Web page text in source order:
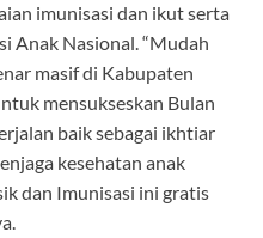
imunisasi dan ikut serta
Anak Nasional. “Mudah
masif di Kabupaten
mensukseskan Bulan
baik sebagai ikhtiar
kesehatan anak
dan Imunisasi ini gratis